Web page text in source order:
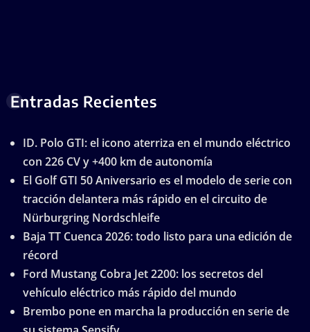
Entradas Recientes
ID. Polo GTI: el icono aterriza en el mundo eléctrico
con 226 CV y +400 km de autonomía
El Golf GTI 50 Aniversario es el modelo de serie con
tracción delantera más rápido en el circuito de
Nürburgring Nordschleife
Baja TT Cuenca 2026: todo listo para una edición de
récord
Ford Mustang Cobra Jet 2200: los secretos del
vehículo eléctrico más rápido del mundo
Brembo pone en marcha la producción en serie de